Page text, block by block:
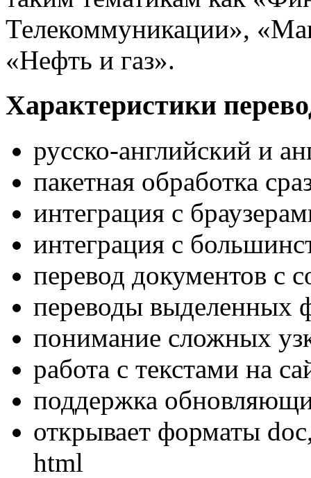
Телекоммуникации»,
«Нефть и газ».
Характеристики
русско-английский и
пакетная обработка
интеграция с
интеграция с
перевод документов с
переводы выделенных
понимание сложных
работа с текстами на
поддержка
открывает форматы
html